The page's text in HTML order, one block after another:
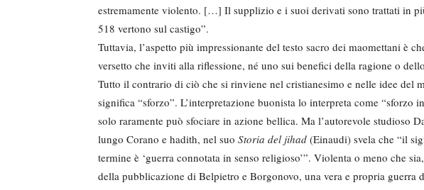
estremamente violento. […] Il supplizio e i suoi derivati sono trattati in
518 vertono sul castigo”.
Tuttavia, l’aspetto più impressionante del testo sacro dei maomettani è
versetto che inviti alla riflessione, né uno sui benefici della ragione o
Tutto il contrario di ciò che si rinviene nel cristianesimo e nelle idee del
significa “sforzo”. L’interpretazione buonista lo interpreta come “sforzo
solo raramente può sfociare in azione bellica. Ma l’autorevole studioso
lungo Corano e hadith, nel suo Storia del jihad (Einaudi) svela che “il
termine è ‘guerra connotata in senso religioso’”. Violenta o meno che
della pubblicazione di Belpietro e Borgonovo, una vera e propria guerra